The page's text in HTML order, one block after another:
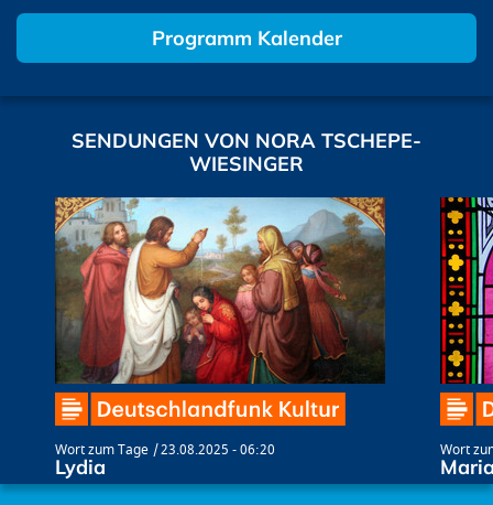
Programm Kalender
SENDUNGEN VON NORA TSCHEPE-
WIESINGER
Wort zum Tage 23.08.2025 - 06:20
Lydia
Wort